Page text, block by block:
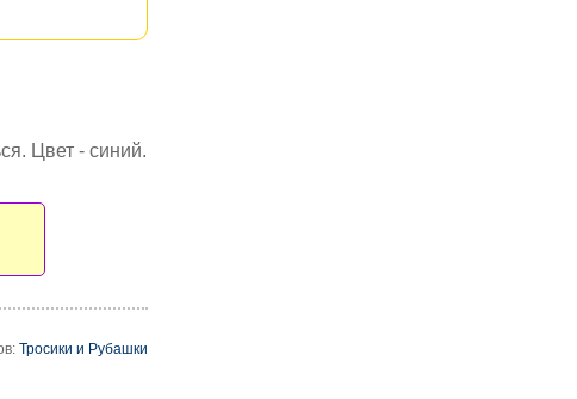
Цвет - синий.
Тросики и Рубашки